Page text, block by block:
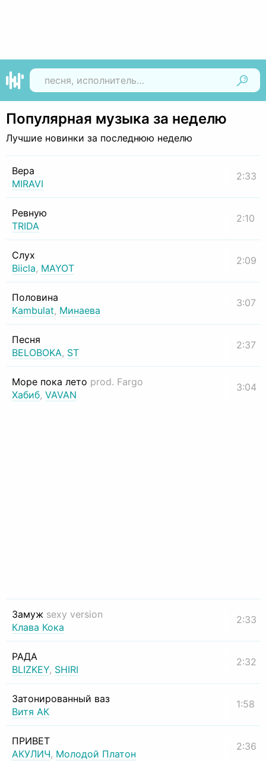
Популярная музыка за неделю
Лучшие новинки за последнюю неделю
Вера
MIRAVI
2:33
Ревную
TRIDA
2:10
Слух
Biicla, MAYOT
2:09
Половина
Kambulat, Минаева
3:07
Песня
BELOBOKA, ST
2:37
Море пока лето prod. Fargo
Хабиб, VAVAN
3:04
Замуж sexy version
Клава Кока
2:33
РАДА
BLIZKEY, SHIRI
2:32
Затонированный ваз
Витя АК
1:58
ПРИВЕТ
АКУЛИЧ, Молодой Платон
2:36